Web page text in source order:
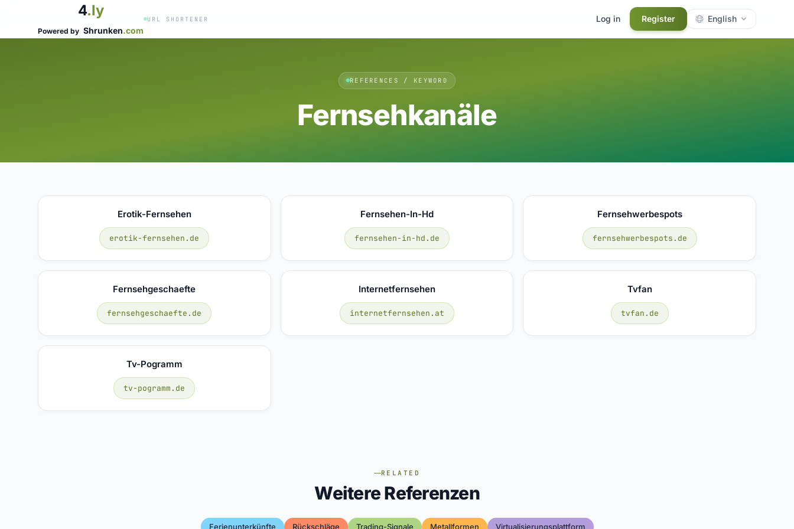
4.ly
Powered by Shrunken.com
URL SHORTENER Log in Register English
REFERENCES / KEYWORD
Fernsehkanäle
Erotik-Fernsehen
erotik-fernsehen.de
Fernsehen-In-Hd
fernsehen-in-hd.de
Fernsehwerbespots
fernsehwerbespots.de
Fernsehgeschaefte
fernsehgeschaefte.de
Internetfernsehen
internetfernsehen.at
Tvfan
tvfan.de
Tv-Pogramm
tv-pogramm.de
RELATED
Weitere Referenzen
Ferienunterkünfte Rückschläge Trading-Signale Metallformen Virtualisierungsplattform